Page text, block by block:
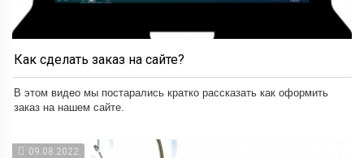
Как сделать заказ на сайте?
В этом видео мы постарались кратко рассказать как оформить
заказ на нашем сайте.
09.08.2022